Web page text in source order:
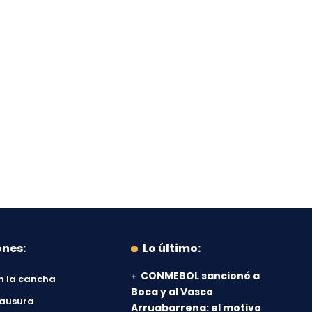
la cancha
Lo último:
CONMEBOL sancionó a
Boca y al Vasco
Arruabarrena: el motivo